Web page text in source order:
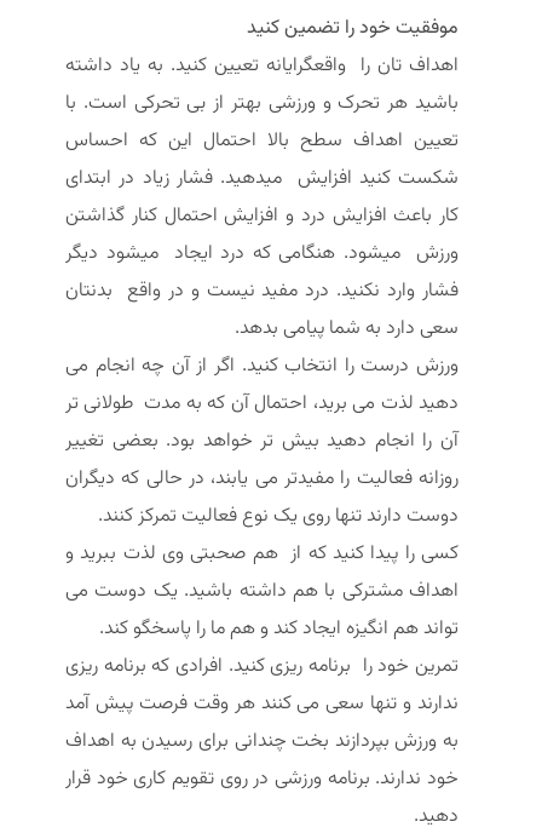
موفقیت خود را تضمین کنید
اهداف تان را واقعگرایانه تعیین کنید. به یاد داشته
باشید هر تحرک و ورزشی بهتر از بی تحرکی است. با
تعیین اهداف سطح بالا احتمال این که احساس
شکست کنید افزایش میدهید. فشار زیاد در ابتدای
کار باعث افزایش درد و افزایش احتمال کنار گذاشتن
ورزش میشود. هنگامی که درد ایجاد میشود دیگر
فشار وارد نکنید. درد مفید نیست و در واقع بدنتان
سعی دارد به شما پیامی بدهد.
ورزش درست را انتخاب کنید. اگر از آن چه انجام می
دهید لذت می برید، احتمال آن که به مدت طولانی تر
آن را انجام دهید بیش تر خواهد بود. بعضی تغییر
روزانه فعالیت را مفیدتر می یابند، در حالی که دیگران
دوست دارند تنها روی یک نوع فعالیت تمرکز کنند.
کسی را پیدا کنید که از هم صحبتی وی لذت ببرید و
اهداف مشترکی با هم داشته باشید. یک دوست می
تواند هم انگیزه ایجاد کند و هم ما را پاسخگو کند.
تمرین خود را برنامه ریزی کنید. افرادی که برنامه ریزی
ندارند و تنها سعی می کنند هر وقت فرصت پیش آمد
به ورزش بپردازند بخت چندانی برای رسیدن به اهداف
خود ندارند. برنامه ورزشی در روی تقویم کاری خود قرار
دهید.